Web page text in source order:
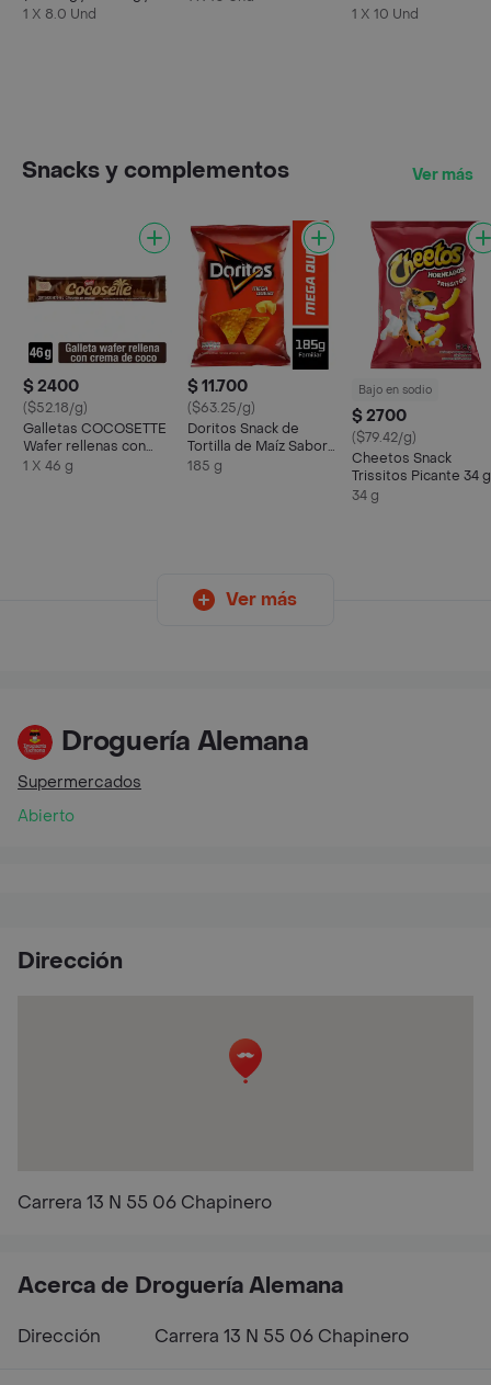
mg)
1 X 8.0 Und
Codeína Fosfato
1 X 10 Und
Snacks y complementos Ver más
$ 2400
($52.18/g)
Galletas COCOSETTE
Wafer rellenas con
crema de coco x 46g
1 X 46 g
$ 11.700
($63.25/g)
Doritos Snack de
Tortilla de Maíz Sabor
Mega Queso
185 g
Bajo en sodio
$ 2700
($79.42/g)
Cheetos Snack
Trissitos Picante 34 g
34 g
Ver más
Droguería Alemana
Supermercados
Abierto
Dirección
Carrera 13 N 55 06 Chapinero
Acerca de Droguería Alemana
Dirección Carrera 13 N 55 06 Chapinero